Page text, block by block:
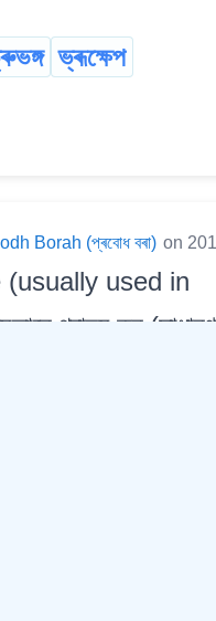
ভ্ৰূক্ষেপ
Borah (প্ৰবোধ বৰা) on
used in
গ্ৰাহ্য কৰ্